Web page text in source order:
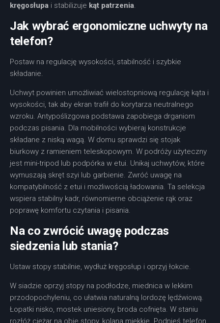
kręgosłupa i stabilizuje kąt patrzenia.
Jak wybrać ergonomiczne uchwyty na
telefon?
Postaw na regulację wysokości, stabilność i szybkie
składanie.
Uchwyt powinien umożliwiać wielostopniową regulację kąta i
wysokości, tak aby ekran trafił do korytarza neutralnego
wzroku. Antypoślizgowa podstawa zapobiega drganiom
podczas pisania. Dla mobilności wybieraj konstrukcje
składane z niską wagą. W domu sprawdzi się stojak
biurkowy z ramieniem teleskopowym. W podróży użyteczny
jest mini-tripod lub podpórka w etui. Unikaj uchwytów, które
wymuszają skręt szyi lub garbienie. Zwróć uwagę na
kompatybilność z etui i możliwością ładowania. Ta selekcja
wspiera stabilny kadr, równomierne obciążenie rąk oraz
poprawę komfortu czytania i pisania.
Na co zwrócić uwagę podczas
siedzenia lub stania?
Ustaw stopy stabilnie, wydłuż kręgosłup i oprzyj łokcie.
W siadzie oprzyj stopy na podłodze, miednica w lekkim
przodopochyleniu, co ułatwia naturalną lordozę lędźwiową.
Łopatki nisko, mostek uniesiony, broda cofnięta. W staniu
rozłóż ciężar na obie stopy, kolana miękkie. Podnieś telefon